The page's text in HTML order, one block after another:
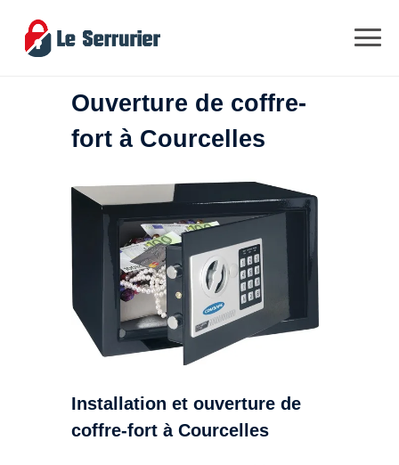
Ouverture de coffre-
fort à Courcelles
Installation et ouverture de
coffre-fort à Courcelles